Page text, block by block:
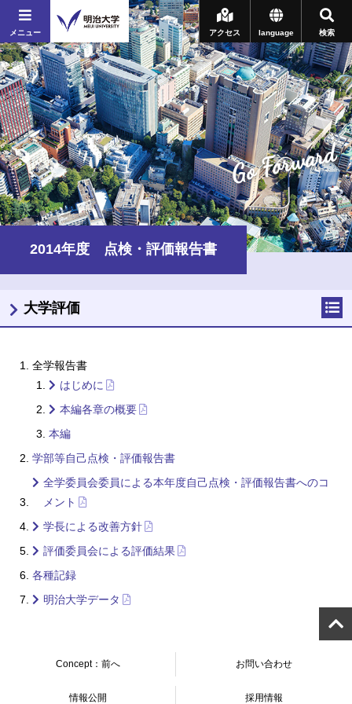
メニュー 検索
language
アクセス
Go Forward
2014年度 点検・評価報告書
全学報告書
はじめに
本編各章の概要
本編
学部等自己点検・評価報告書
全学委員会委員による本年度自己点検・評価報告書へのコ
メント
学長による改善方針
評価委員会による評価結果
各種記録
明治大学データ
大学評価
Concept：前へ お問い合わせ
情報公開 採用情報